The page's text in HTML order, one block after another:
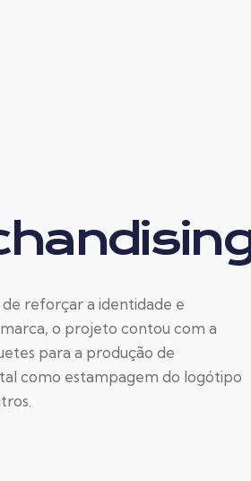
reforçar a identidade e
o projeto contou com a
para a produção de
como estampagem do logótipo